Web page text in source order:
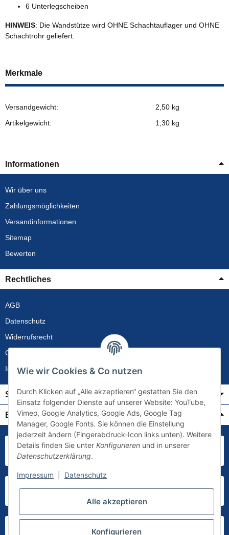
6 Unterlegscheiben
HINWEIS: Die Wandstütze wird OHNE Schachtauflager und OHNE
Schachtrohr geliefert.
Merkmale
Versandgewicht:
2,50 kg
Artikelgewicht:
1,30 kg
Informationen
Wir über uns
Zahlungsmöglichkeiten
Versandinformationen
Sitemap
Bewerten
Rechtliches
AGB
Datenschutz
Widerrufsrecht
Gewährleistung
Impressum
Service
Bezahlung & Versand
Wie wir Cookies & Co nutzen
Durch Klicken auf „Alle akzeptieren“ gestatten Sie den
Einsatz folgender Dienste auf unserer Website: YouTube,
Vimeo, Google Analytics, Google Ads, Google Tag
Manager, Google Fonts. Sie können die Einstellung
jederzeit ändern (Fingerabdruck-Icon links unten). Weitere
Details finden Sie unter Konfigurieren und in unserer
Datenschutzerklärung.
Impressum Datenschutz
Alle akzeptieren
Konfigurieren